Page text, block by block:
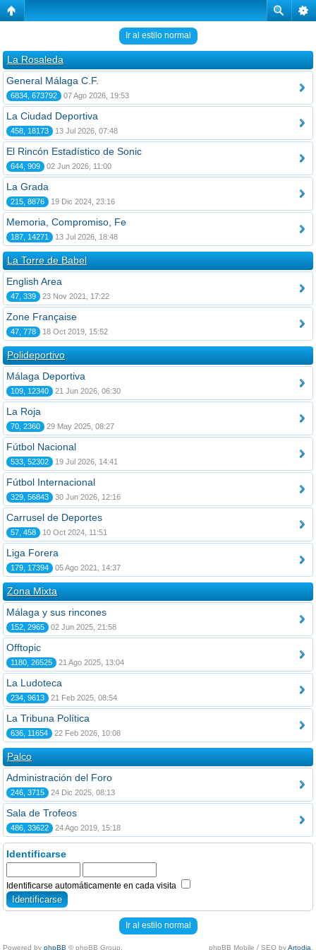
Ir al estilo normal
La Rosaleda
General Málaga C.F.
6834, 673792 07 Ago 2026, 19:53
La Ciudad Deportiva
458, 18173 13 Jul 2026, 07:48
El Rincón Estadístico de Sonic
644, 909 02 Jun 2026, 11:00
La Grada
215, 8876 19 Dic 2024, 23:16
Memoria, Compromiso, Fe
187, 14271 13 Jul 2026, 18:48
La Torre de Babel
English Area
47, 339 23 Nov 2021, 17:22
Zone Française
47, 778 18 Oct 2019, 15:52
Polideportivo
Málaga Deportiva
109, 12340 21 Jun 2026, 06:30
La Roja
70, 2360 29 May 2025, 08:27
Fútbol Nacional
533, 52302 19 Jul 2026, 14:41
Fútbol Internacional
329, 56843 30 Jun 2026, 12:16
Carrusel de Deportes
57, 458 10 Oct 2024, 11:51
Liga Forera
179, 17394 05 Ago 2021, 14:37
Zona Mixta
Málaga y sus rincones
152, 2965 02 Jun 2025, 21:58
Offtopic
1180, 26525 21 Ago 2025, 13:04
La Ludoteca
234, 9613 21 Feb 2025, 08:54
La Tribuna Política
636, 11654 22 Feb 2026, 10:08
Palco
Administración del Foro
246, 3715 24 Dic 2025, 08:13
Sala de Trofeos
486, 33622 24 Ago 2019, 15:18
Identificarse
Identificarse automáticamente en cada visita
Ir al estilo normal
Powered by phpBB © phpBB Group. phpBB Mobile / SEO byArtodia